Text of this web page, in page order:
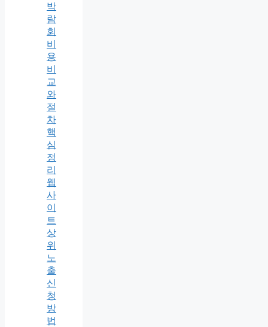
박
람
회
비
용
비
교
와
절
차
핵
심
정
리
웹
사
이
트
상
위
노
출
신
청
방
법